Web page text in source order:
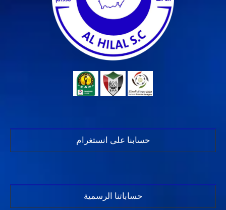
حسابنا على انستغرام
حساباتنا الرسمية